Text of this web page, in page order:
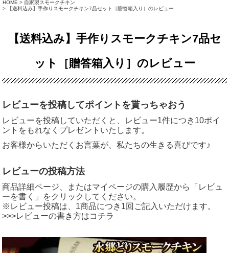
HOME
自家製スモークチキン
【送料込み】手作りスモークチキン7品セット［贈答箱入り］のレビュー
【送料込み】手作りスモークチキン7品セ
ット［贈答箱入り］のレビュー
レビューを投稿してポイントを貰っちゃおう
レビューを投稿していただくと、レビュー1件につき10ポイ
ントをもれなくプレゼントいたします。
お客様からいただくお言葉が、私たちの生きる喜びです♪
レビューの投稿方法
商品詳細ページ、またはマイページの購入履歴から「レビュ
ーを書く」をクリックしてください。
※レビュー投稿は、1商品につき1回ご記入いただけます。
>>>レビューの書き方はコチラ